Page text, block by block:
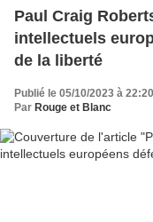
Paul Craig
intellectuels
de la liberté
Publié le 05/10/2023 à 22:20
Par Rouge et Blanc